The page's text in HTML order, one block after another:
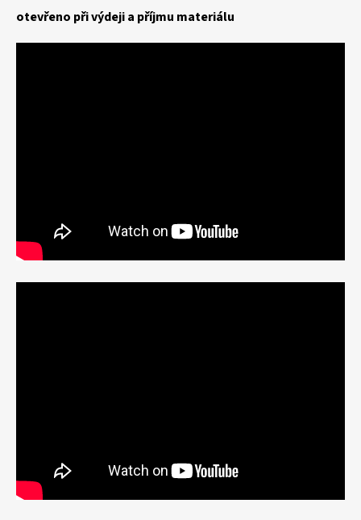
otevřeno při výdeji a příjmu materiálu